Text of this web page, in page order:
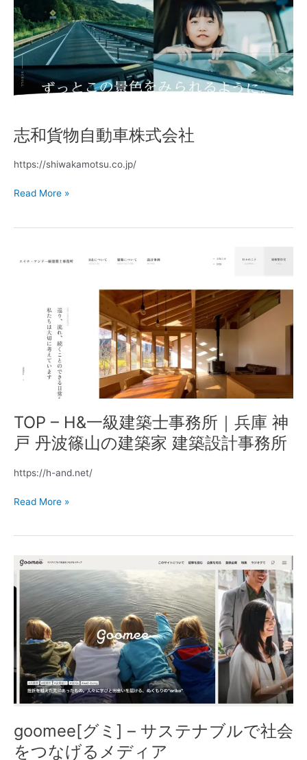
志和貨物自動車株式会社
https://shiwakamotsu.co.jp/
物
自
動
車
株
式
Read More »
TOP – H&一級建築士事務所｜兵庫 神
戸 丹波篠山の建築家 建築設計事務所
https://h-and.net/
｜
兵
庫
建
築
建
設
計
事
所
Read More »
goomee[グミ] – サステナブルで社会
をつなげるメディア
goomee[グ
サ
ナ
ブ
ル
会
を